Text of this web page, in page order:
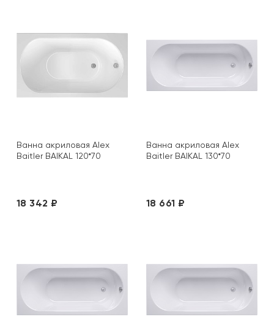
Ванна акриловая Alex
Baitler BAIKAL 120*70
18 342 ₽
Ванна акриловая Alex
Baitler BAIKAL 130*70
18 661 ₽